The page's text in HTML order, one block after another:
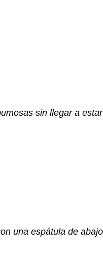
sin llegar a
una espátula de